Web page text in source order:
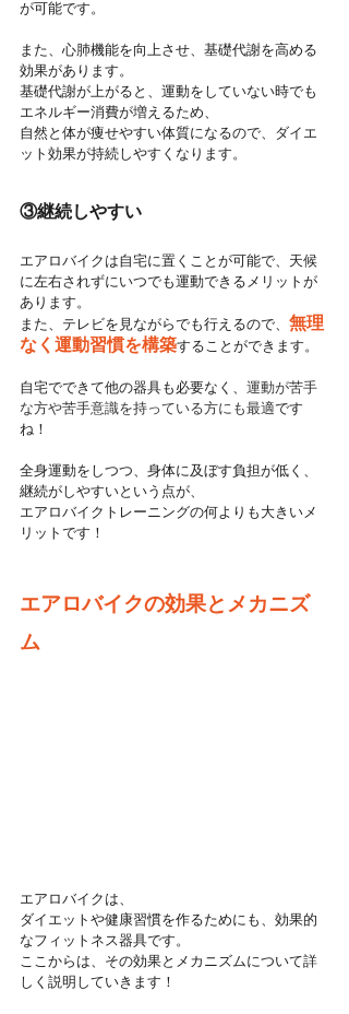
が可能です。
また、心肺機能を向上させ、基礎代謝を高める
効果があります。
基礎代謝が上がると、運動をしていない時でも
エネルギー消費が増えるため、
自然と体が痩せやすい体質になるので、ダイエ
ット効果が持続しやすくなります。
③継続しやすい
エアロバイクは自宅に置くことが可能で、天候
に左右されずにいつでも運動できるメリットが
あります。
また、テレビを見ながらでも行えるので、 無理
なく運動習慣を構築することができます。
自宅でできて他の器具も必要なく、 運動が苦手
な方や苦手意識を持っている方にも最適です
ね！
全身運動をしつつ、身体に及ぼす負担が低く、
継続がしやすいという点が、
エアロバイクトレーニングの何よりも大きいメ
リットです！
エアロバイクの効果とメカニズ
ム
エアロバイクは、
ダイエットや健康習慣を作るためにも、効果的
なフィットネス器具です。
ここからは、その効果とメカニズムについて詳
しく説明していきます！